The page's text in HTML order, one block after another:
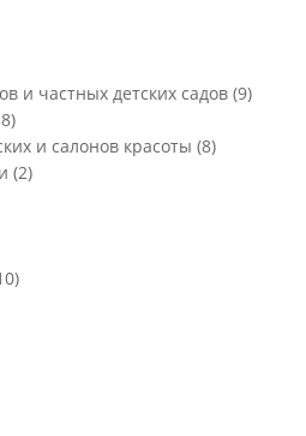
и частных детских садов (9)
и салонов красоты (8)
(2)